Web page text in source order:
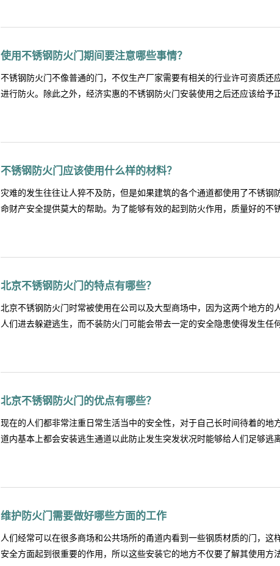
行业规定来生产，那么在安装优质防火门时应该满足哪些要求呢？第1.安
后应该从任何一侧都可以通过手动方式开启。第2.闭门装置方面的要求在
态选择合适的闭门装置，如果是常闭的防火门不仅应该安装闭门器等装置
对于常开的防火门，则应该安装火灾时能自动关闭门扇的控制、信号反馈
不仅要将防火插销安装在双扇门或多扇门相对固定一侧的门扇上，而且
明来进行，确保安装的时候各方面都...
使用不锈钢防火门期间要注意哪些事情？
不锈钢防火门不像普通的门，不仅生产厂家需要有相关的行业许可资质还
进行防火。除此之外，经济实惠的不锈钢防火门安装使用之后还应该给予
来了解使用防火门时要注意什么事情。第1.不要接触尖锐物品以及化学物
锈钢防火门，如果不慎将化学品接触到产品表面则应立即用清水冲洗干净
畅平时应该注意给防火门的合页以及小锁舌做好润滑，否则会导致防火门
摩擦的声音时，要及时在防火门的合页上滴少许润滑油或直接找专门维修
火门的性能进行测试，需要检查其自行关闭控制的系统、闭门器和顺序
性的化学物品，并且让合页等配件...
不锈钢防火门应该使用什么样的材料？
灾难的发生往往让人猝不及防，但是如果建筑的各个通道都使用了不锈钢
命财产安全提供莫大的帮助。为了能够有效的起到防火作用，质量好的不
什么样的材料呢？1、门板材料对于不锈钢防火门来说，门板材料是至关
样要使用优质的冷轧钢板且厚度还应该超过门扇的厚度。2、填充物材料
填充材料在防火的过程中起到很重要的阻燃作用，所以根据国家的相关要
防火隔热性能还应该对人体无毒无害，另外，填充物材料要由国家认可的
等，这些五金配件材料的熔融温度不能低于九百五十摄氏度，除此之外
于安装固定的五金配件，都应该使用优...
北京不锈钢防火门的特点有哪些？
北京不锈钢防火门时常被使用在公司以及大型商场中，因为这两个地方的
人们进去躲避逃生，而不装防火门可能会带去一定的安全隐患使得发生任
有保障措施，而北京不锈钢防火门具备的特点是哪些？ 一、耐热性强价
时候火焰会燃烧这北京不锈钢防火门这时因为北京不锈钢防火门的耐热性
的北京不锈钢防火门一般会使用材质较为坚固的原料来进行防火门的制造
门时就能够有效的抵挡火焰以及其他腐蚀性溶液对防火门表面的侵害，因
便，使得发生突发情况的时候人们无法正常的使用北京不锈钢防火门，
有保障的长期使用也不会轻易的出现损坏...
北京不锈钢防火门的优点有哪些？
现在的人们都非常注重日常生活当中的安全性，对于自己长时间待着的地
道内基本上都会安装逃生通道以此防止发生突发状况时能够给人们足够逃
钢防火门就是逃生通道会安装的门，为了安全基本上都会使用具有防火性
况，故障以及损坏的情况变得少了之后就可以有效的提升人们平时的安全
京不锈钢防火门不能正常工作，质量好将会避免人们在火灾当中发生伤害
钢防火门具有良好的口碑，良好的口碑可以间接的证明北京不锈钢防火门
维护防火门需要做好哪些方面的工作
人们经常可以在很多商场和公共场所的甬道内看到一些钢质材质的门，
安全方面起到很重要的作用，所以这些安装它的地方不仅要了解其使用方